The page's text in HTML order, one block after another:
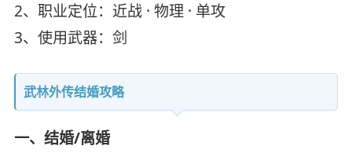
2、职业定位：近战 · 物理 · 单攻
3、使用武器：剑
武林外传结婚攻略
一、结婚/离婚